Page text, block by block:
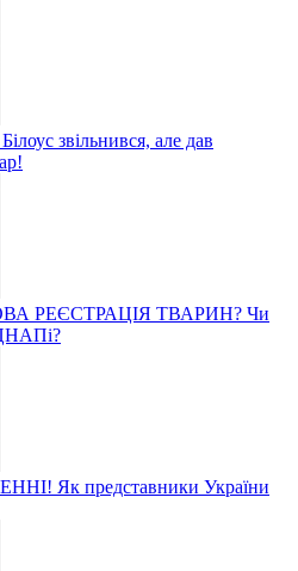
звільнився, але дав
РЕЄСТРАЦІЯ ТВАРИН? Чи
Як представники України